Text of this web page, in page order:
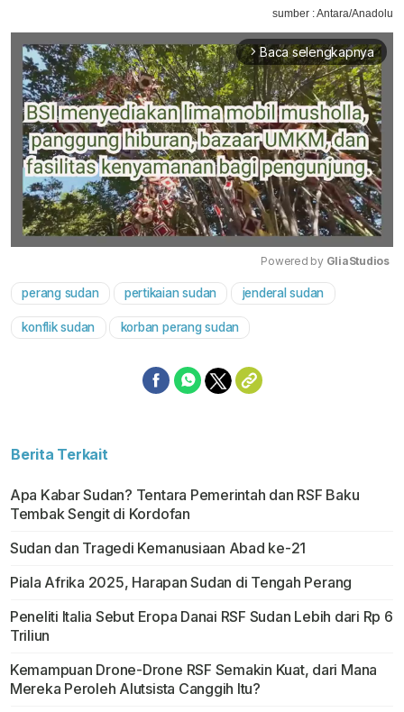
sumber : Antara/Anadolu
arrow_forward_ios Baca selengkapnya
Mute
Powered by GliaStudios
perang sudan pertikaian sudan jenderal sudan
konflik sudan korban perang sudan
Berita Terkait
Apa Kabar Sudan? Tentara Pemerintah dan RSF Baku
Tembak Sengit di Kordofan
Sudan dan Tragedi Kemanusiaan Abad ke-21
Piala Afrika 2025, Harapan Sudan di Tengah Perang
Peneliti Italia Sebut Eropa Danai RSF Sudan Lebih dari Rp 6
Triliun
Kemampuan Drone-Drone RSF Semakin Kuat, dari Mana
Mereka Peroleh Alutsista Canggih Itu?